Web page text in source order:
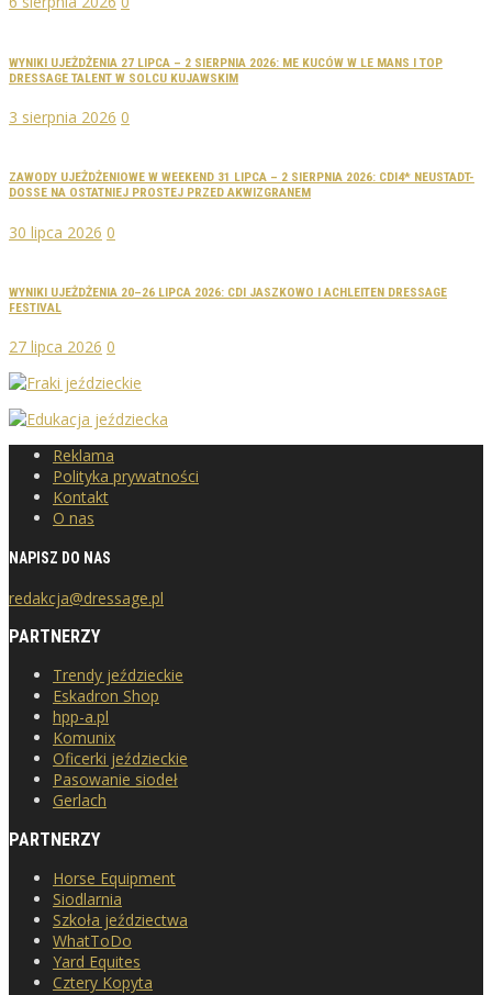
WYNIKI UJEŻDŻENIA 27 LIPCA – 2 SIERPNIA 2026: ME KUCÓW W LE MANS I TOP
DRESSAGE TALENT W SOLCU KUJAWSKIM
3 sierpnia 2026 0
ZAWODY UJEŻDŻENIOWE W WEEKEND 31 LIPCA – 2 SIERPNIA 2026: CDI4* NEUSTADT-
DOSSE NA OSTATNIEJ PROSTEJ PRZED AKWIZGRANEM
30 lipca 2026 0
WYNIKI UJEŻDŻENIA 20–26 LIPCA 2026: CDI JASZKOWO I ACHLEITEN DRESSAGE
FESTIVAL
27 lipca 2026 0
Reklama
Polityka prywatności
Kontakt
O nas
NAPISZ DO NAS
redakcja@dressage.pl
PARTNERZY
Trendy jeździeckie
Eskadron Shop
hpp-a.pl
Komunix
Oficerki jeździeckie
Pasowanie siodeł
Gerlach
PARTNERZY
Horse Equipment
Siodlarnia
Szkoła jeździectwa
WhatToDo
Yard Equites
Cztery Kopyta